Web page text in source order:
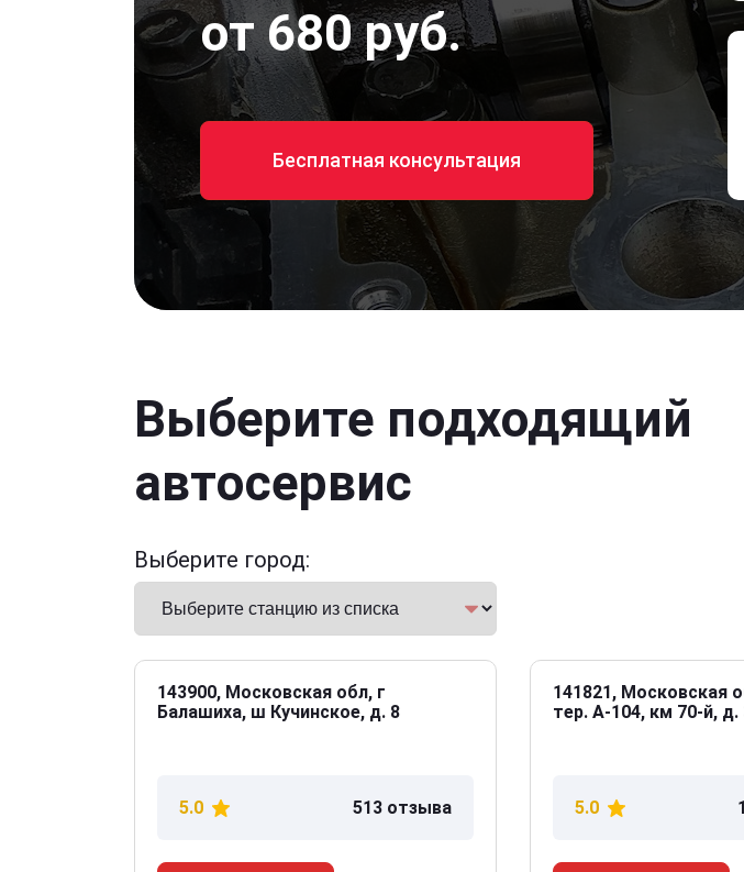
от 680 руб.
Бесплатная консультация
Выберите подходящий
автосервис
Выберите город:
143900, Московская обл, г
Балашиха, ш Кучинское, д. 8
5.0 513 отзыва
141821, Московская
тер. А-104, км 70-й, д.
5.0